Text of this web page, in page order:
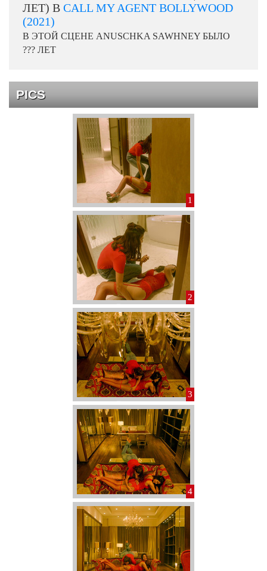
ЛЕТ) В CALL MY AGENT BOLLYWOOD
(2021)
В ЭТОЙ СЦЕНЕ ANUSCHKA SAWHNEY БЫЛО
??? ЛЕТ
PICS
1
2
3
4